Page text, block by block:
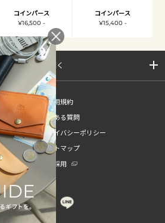
コインパース
¥16,500 -
コインパース
¥15,400 -
サイトマップを開く
ご利用規約
よくある質問
プライバシーポリシー
サイトマップ
新卒採用